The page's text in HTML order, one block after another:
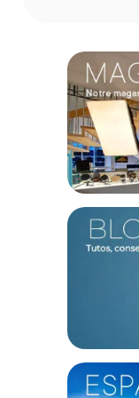
professionnel.
que vous
gagnent
Conception
Fidèle à l'ADN de
de matériaux
capables de
exigeants. Elle
GoPro,
Mission 1 du
compatible avec
Caractéristiques
Marque : GoPro
Modèle : Poignée
Référence
Code EAN :